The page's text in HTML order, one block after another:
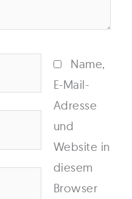
Name,
E-Mail-
Adresse
und
Website in
diesem
Browser